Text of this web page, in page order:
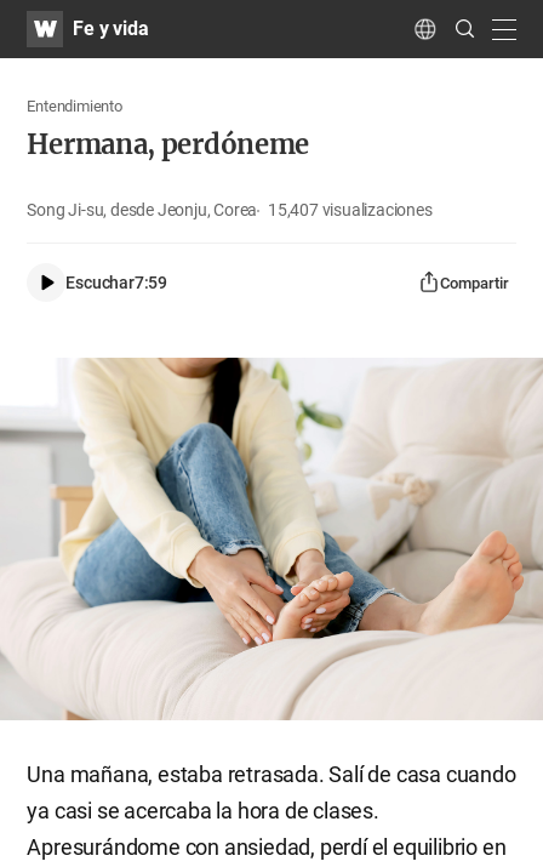
WATVFe y vida Language
Search
Submit
Entendimiento
Hermana, perdóneme
Song Ji-su, desde Jeonju, Corea 15,407visualizaciones
Escuchar7:59 Compartir
Una mañana, estaba retrasada. Salí de casa cuando
ya casi se acercaba la hora de clases.
Apresurándome con ansiedad, perdí el equilibrio en